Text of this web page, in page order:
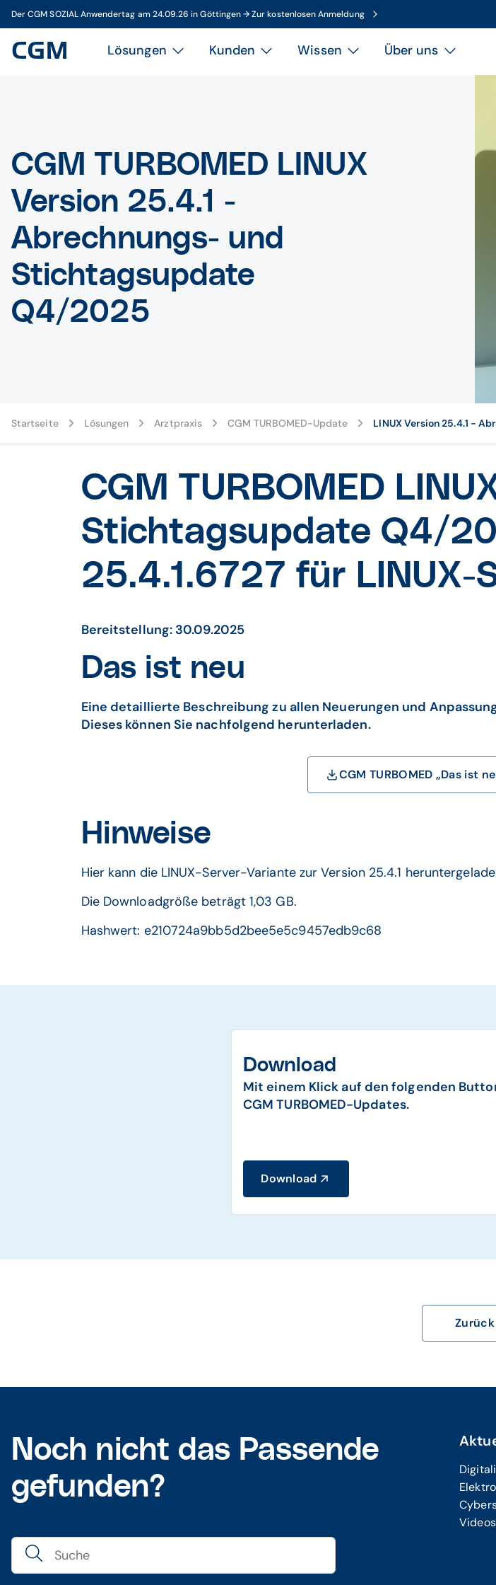
Der CGM SOZIAL Anwendertag am 24.09.26 in Göttingen → Zur kostenlosen Anmeldung
Lösungen Kunden Wissen Über uns
CGM TURBOMED LINUX
Version 25.4.1 -
Abrechnungs- und
Stichtagsupdate
Q4/2025
Startseite Lösungen Arztpraxis CGM TURBOMED-Update LINUX Version 25.4.1 -
CGM TURBOMED
Stichtagsupdate Q4/
25.4.1.6727 für LINUX-
Bereitstellung: 30.09.2025
Das ist neu
Eine detaillierte Beschreibung zu allen Neuerungen und
Dieses können Sie nachfolgend herunterladen.
CGM TURBOMED „Das ist
Hinweise
Hier kann die LINUX-Server-Variante zur Version 25.4.1
Die Downloadgröße beträgt 1,03 GB.
Hashwert: e210724a9bb5d2bee5e5c9457edb9c68
Download
Mit einem Klick auf den folgenden
CGM TURBOMED-Updates.
Download
Zurück
Noch nicht das Passende
gefunden?